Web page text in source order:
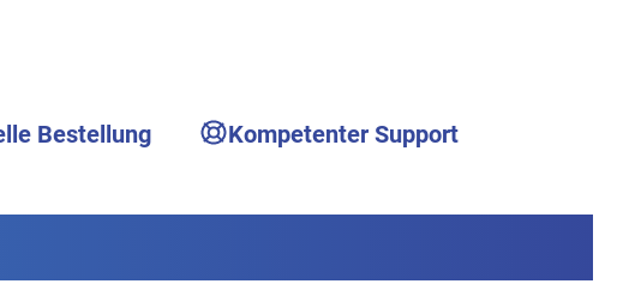
Bestellung Kompetenter Support